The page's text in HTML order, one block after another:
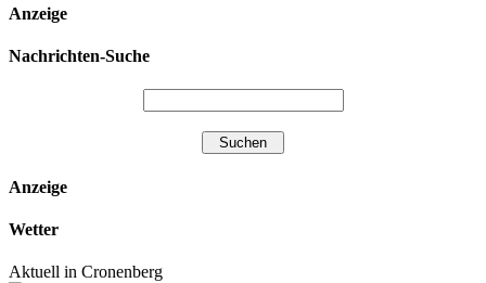
Anzeige
Nachrichten-Suche
Anzeige
Wetter
Aktuell in Cronenberg